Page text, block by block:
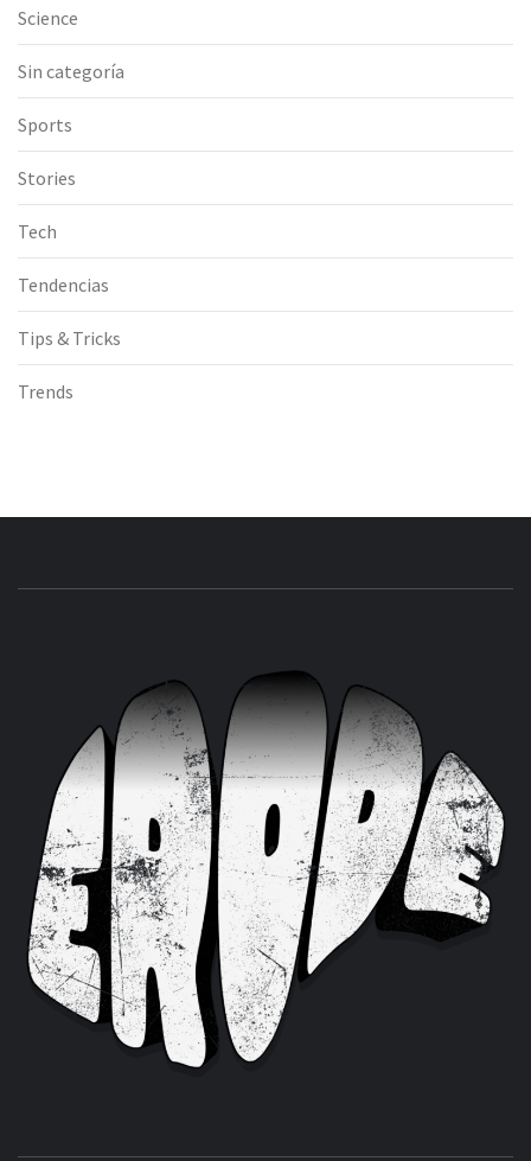
Science
Sin categoría
Sports
Stories
Tech
Tendencias
Tips & Tricks
Trends